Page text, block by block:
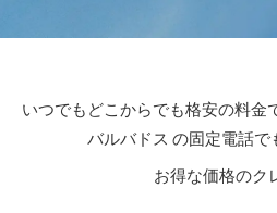
いつでもどこからでも格安の料金
バルバドス の固定電話で
お得な価格のク